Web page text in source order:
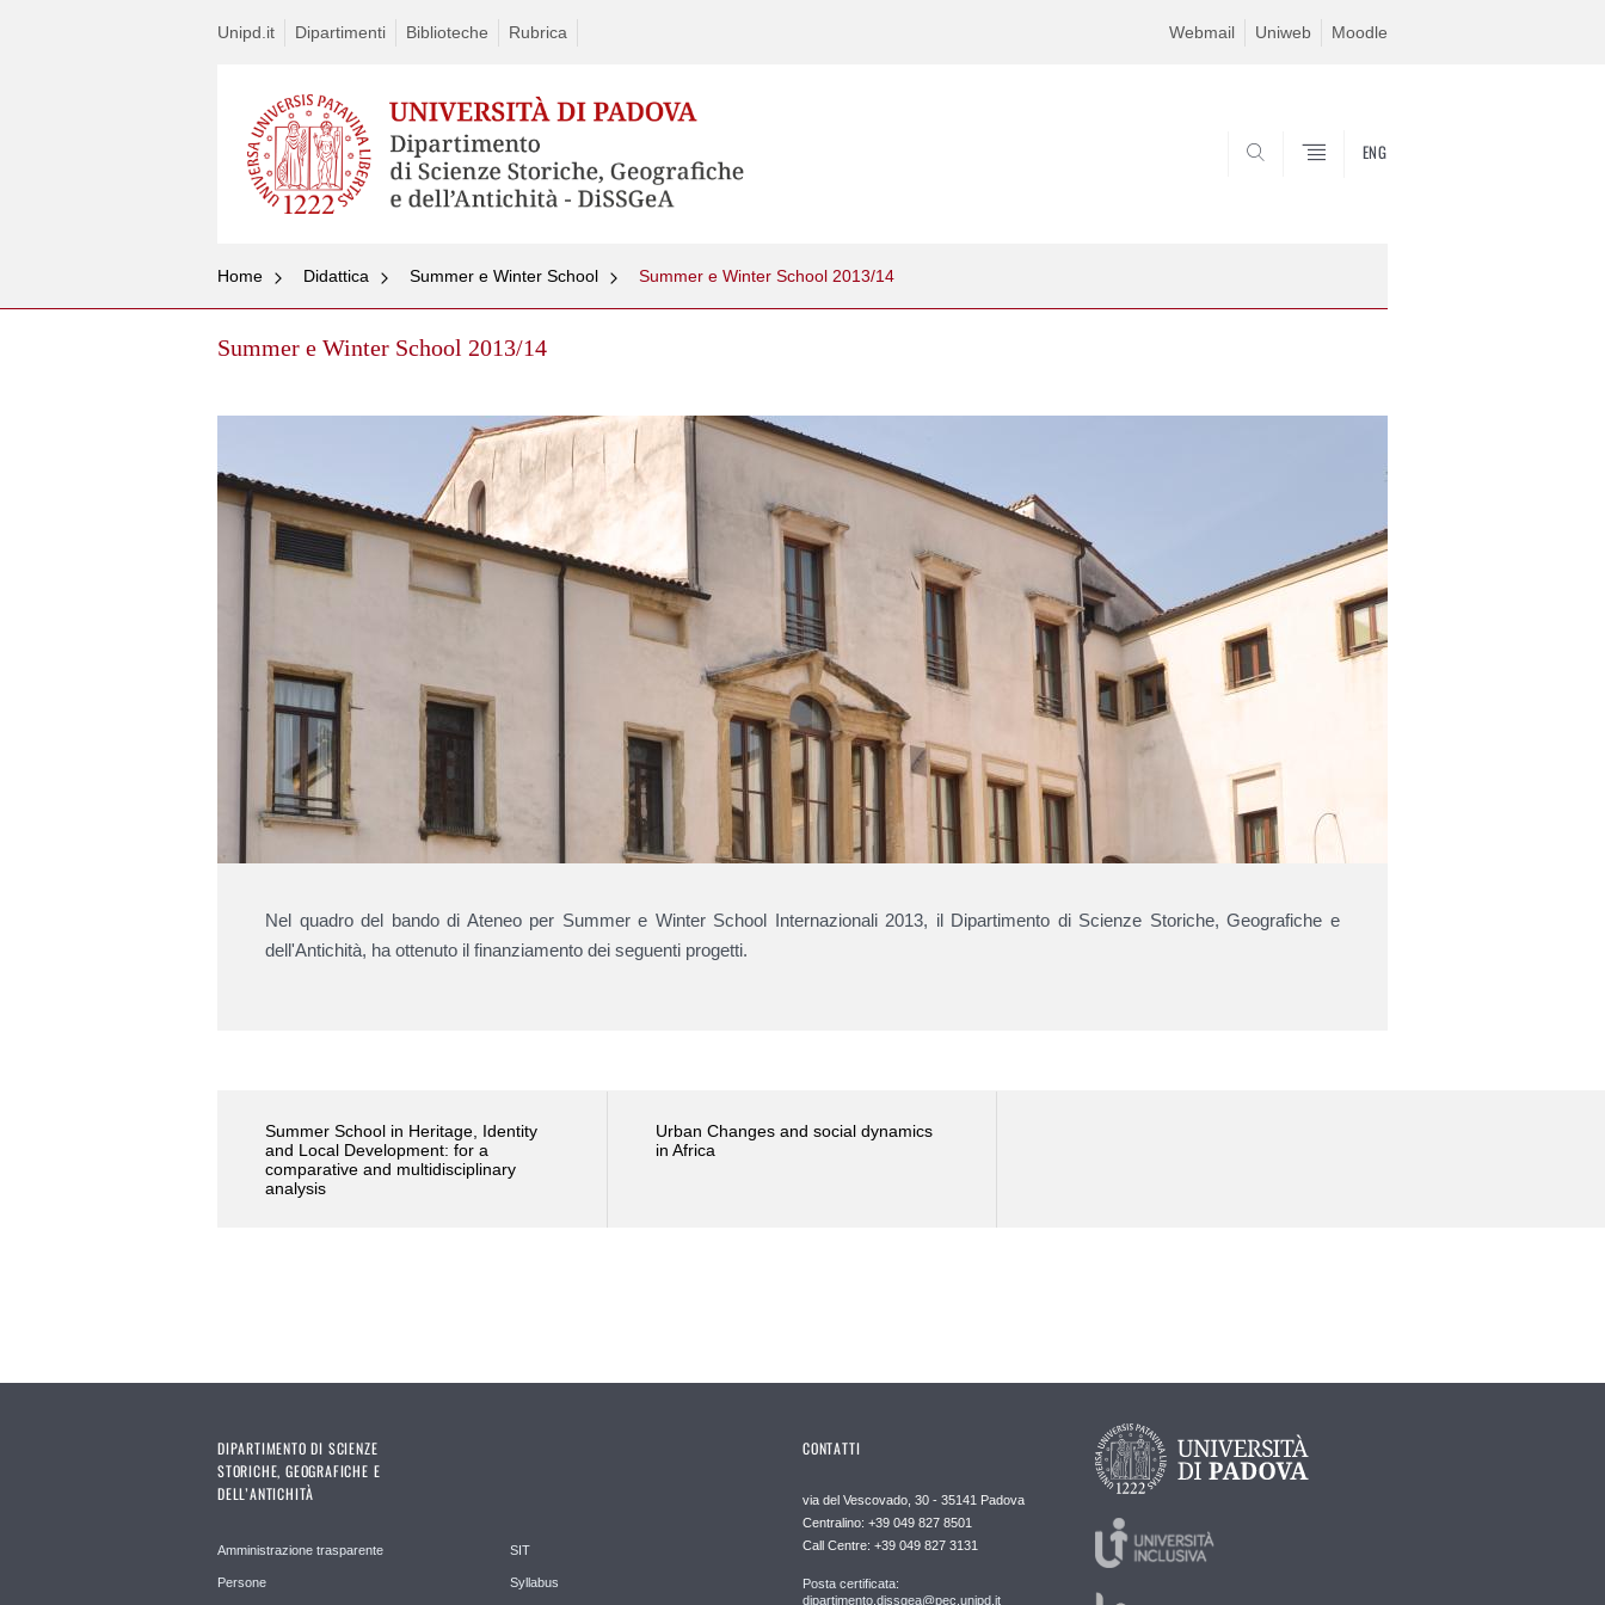
Unipd.it Dipartimenti Biblioteche Rubrica Webmail Uniweb Moodle
ENG
Home Didattica Summer e Winter School Summer e Winter School 2013/14
Summer e Winter School 2013/14
Nel quadro del bando di Ateneo per Summer e Winter School Internazionali 2013, il Dipartimento di Scienze Storiche, Geografiche e
dell'Antichità, ha ottenuto il finanziamento dei seguenti progetti.
Summer School in Heritage, Identity
and Local Development: for a
comparative and multidisciplinary
analysis
Urban Changes and social dynamics
in Africa
DIPARTIMENTO DI SCIENZE
STORICHE, GEOGRAFICHE E
DELL’ANTICHITÀ
Amministrazione trasparente
Persone
SIT
Syllabus
CONTATTI
via del Vescovado, 30 - 35141 Padova
Centralino: +39 049 827 8501
Call Centre: +39 049 827 3131
Posta certificata:
dipartimento.dissgea@pec.unipd.it